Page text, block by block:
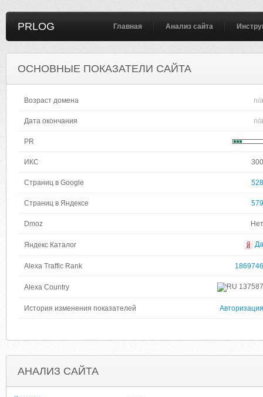
PRLOG Главная Анализ сайта
ОСНОВНЫЕ ПОКАЗАТЕЛИ САЙТА
Возраст домена n/a
Дата окончания n/a
PR
ИКС 300
Страниц в Google 528
Страниц в Яндексе 579
Dmoz Нет
Яндекс Каталог Да
Alexa Traffic Rank 1869746
Alexa Country 137587
История изменения показателей Авторизация
АНАЛИЗ САЙТА